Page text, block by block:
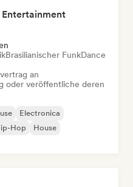
Entertainment
Brasilianischer FunkDance
an
oder veröffentliche deren
Electronica
Hop
House